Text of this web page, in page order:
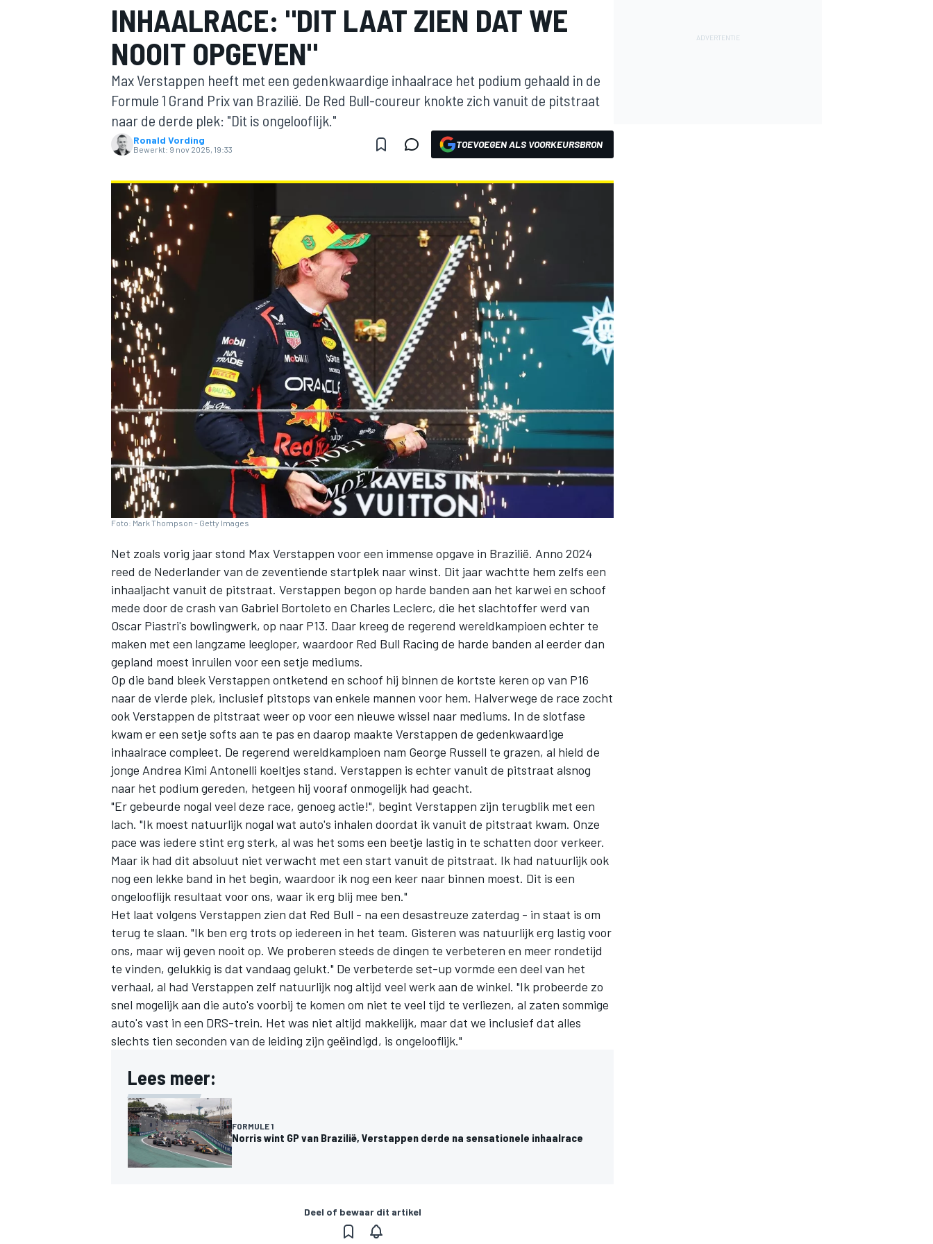
MOTOGP
INDYCAR
WEC DTM
INHAALRACE: "DIT LAAT ZIEN DAT WE
NOOIT OPGEVEN"
Max Verstappen heeft met een gedenkwaardige inhaalrace het podium gehaald in de
Formule 1 Grand Prix van Brazilië. De Red Bull-coureur knokte zich vanuit de pitstraat
naar de derde plek: "Dit is ongelooflijk."
Ronald Vording
Bewerkt: 9 nov 2025, 19:33 TOEVOEGEN ALS VOORKEURSBRON
Foto: Mark Thompson - Getty Images
Net zoals vorig jaar stond Max Verstappen voor een immense opgave in Brazilië. Anno 2024
reed de Nederlander van de zeventiende startplek naar winst. Dit jaar wachtte hem zelfs een
inhaaljacht vanuit de pitstraat. Verstappen begon op harde banden aan het karwei en schoof
mede door de crash van Gabriel Bortoleto en Charles Leclerc, die het slachtoffer werd van
Oscar Piastri's bowlingwerk, op naar P13. Daar kreeg de regerend wereldkampioen echter te
maken met een langzame leegloper, waardoor Red Bull Racing de harde banden al eerder dan
gepland moest inruilen voor een setje mediums.
Op die band bleek Verstappen ontketend en schoof hij binnen de kortste keren op van P16
naar de vierde plek, inclusief pitstops van enkele mannen voor hem. Halverwege de race zocht
ook Verstappen de pitstraat weer op voor een nieuwe wissel naar mediums. In de slotfase
kwam er een setje softs aan te pas en daarop maakte Verstappen de gedenkwaardige
inhaalrace compleet. De regerend wereldkampioen nam George Russell te grazen, al hield de
jonge Andrea Kimi Antonelli koeltjes stand. Verstappen is echter vanuit de pitstraat alsnog
naar het podium gereden, hetgeen hij vooraf onmogelijk had geacht.
"Er gebeurde nogal veel deze race, genoeg actie!", begint Verstappen zijn terugblik met een
lach. "Ik moest natuurlijk nogal wat auto's inhalen doordat ik vanuit de pitstraat kwam. Onze
pace was iedere stint erg sterk, al was het soms een beetje lastig in te schatten door verkeer.
Maar ik had dit absoluut niet verwacht met een start vanuit de pitstraat. Ik had natuurlijk ook
nog een lekke band in het begin, waardoor ik nog een keer naar binnen moest. Dit is een
ongelooflijk resultaat voor ons, waar ik erg blij mee ben."
Het laat volgens Verstappen zien dat Red Bull - na een desastreuze zaterdag - in staat is om
terug te slaan. "Ik ben erg trots op iedereen in het team. Gisteren was natuurlijk erg lastig voor
ons, maar wij geven nooit op. We proberen steeds de dingen te verbeteren en meer rondetijd
te vinden, gelukkig is dat vandaag gelukt." De verbeterde set-up vormde een deel van het
verhaal, al had Verstappen zelf natuurlijk nog altijd veel werk aan de winkel. "Ik probeerde zo
snel mogelijk aan die auto's voorbij te komen om niet te veel tijd te verliezen, al zaten sommige
auto's vast in een DRS-trein. Het was niet altijd makkelijk, maar dat we inclusief dat alles
slechts tien seconden van de leiding zijn geëindigd, is ongelooflijk."
Lees meer:
FORMULE 1
Norris wint GP van Brazilië, Verstappen derde na sensationele inhaalrace
Deel of bewaar dit artikel